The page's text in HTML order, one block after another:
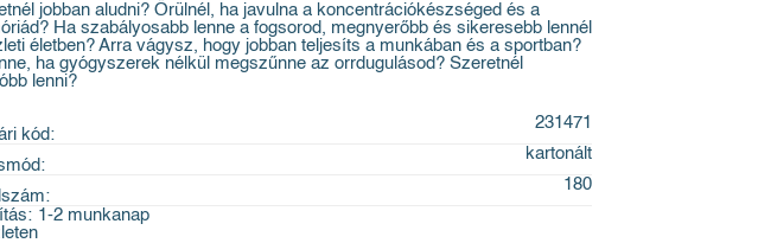
jobban aludni? Örülnél, ha javulna a koncentrációkészséged és a
Ha szabályosabb lenne a fogsorod, megnyerőbb és sikeresebb lennél
életben? Arra vágysz, hogy jobban teljesíts a munkában és a sportban?
ha gyógyszerek nélkül megszűnne az orrdugulásod? Szeretnél
lenni?
kód:
231471
kartonált
180
1-2 munkanap